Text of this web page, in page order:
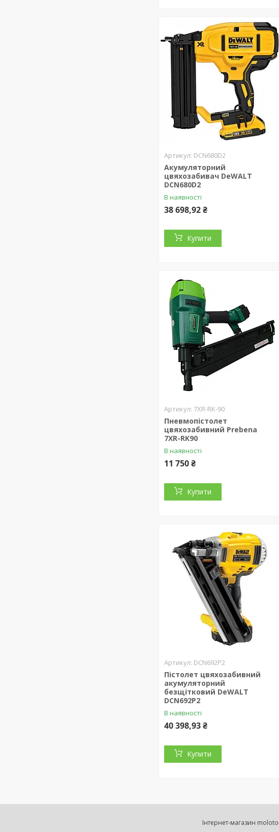
DCN680D2
Акумуляторний
цвяхозабивач DeWALT
DCN680D2
В наявності
38 698,92 ₴
Купити
7XR-RK-90
Пневмопістолет
цвяхозабивний Prebena
7XR-RK90
В наявності
11 750 ₴
Купити
DCN692P2
Пістолет цвяхозабивний
акумуляторний
безщітковий DeWALT
DCN692P2
В наявності
40 398,93 ₴
Купити